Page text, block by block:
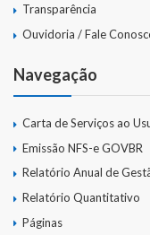
Gestão Saúde –
Gestão Educação –
Webmail
Transparência
Ouvidoria / Fale
Navegação
Carta de Serviços ao
Emissão NFS-e GOVBR
Relatório Anual de
Relatório Quantitativo
Páginas